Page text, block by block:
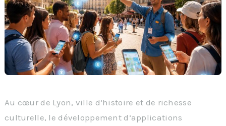
Au cœur de Lyon, ville d’histoire et de richesse
culturelle, le développement d’applications